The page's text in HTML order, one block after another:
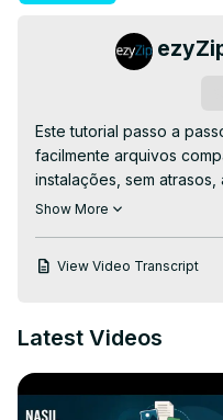
Este tutorial passo a
facilmente arquivos
instalações, sem
arquivos limpo e rápido!
https://www.ezyzip.com/
1. Carregue seu arquivo
arquivo ADF para abrir"
o na área de upload.
Show More
View Video Transcript
Latest Videos